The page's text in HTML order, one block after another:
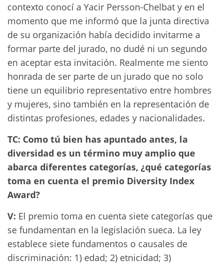
contexto conocí a Yacir Persson-Chelbat y en el
momento que me informó que la junta directiva
de su organización había decidido invitarme a
formar parte del jurado, no dudé ni un segundo
en aceptar esta invitación. Realmente me siento
honrada de ser parte de un jurado que no solo
tiene un equilibrio representativo entre hombres
y mujeres, sino también en la representación de
distintas profesiones, edades y nacionalidades.
TC: Como tú bien has apuntado antes, la
diversidad es un término muy amplio que
abarca diferentes categorías, ¿qué categorías
toma en cuenta el premio Diversity Index
Award?
V: El premio toma en cuenta siete categorías que
se fundamentan en la legislación sueca. La ley
establece siete fundamentos o causales de
discriminación: 1) edad; 2) etnicidad; 3)